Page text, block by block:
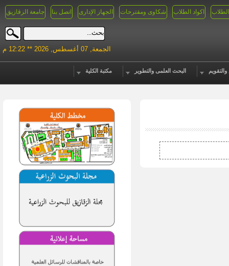
جامعة الزقازيق اتصل بنا الجهاز الإدارى شكاوى ومقترحات اكواد الطلاب الطلاب
الجمعة, 07 أغسطس, 2026 ** 12:22 م
البحث العلمى والتطوير مكتبة الكلية